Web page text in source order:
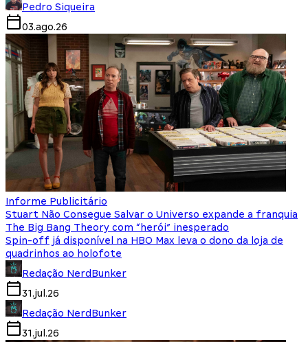
Pedro Siqueira
03.ago.26
Informe Publicitário
Stuart Não Consegue Salvar o Universo expande a franquia
The Big Bang Theory com “herói” inesperado
Spin-off já disponível na HBO Max leva o dono da loja de
quadrinhos ao holofote
Redação NerdBunker
31.jul.26
Redação NerdBunker
31.jul.26